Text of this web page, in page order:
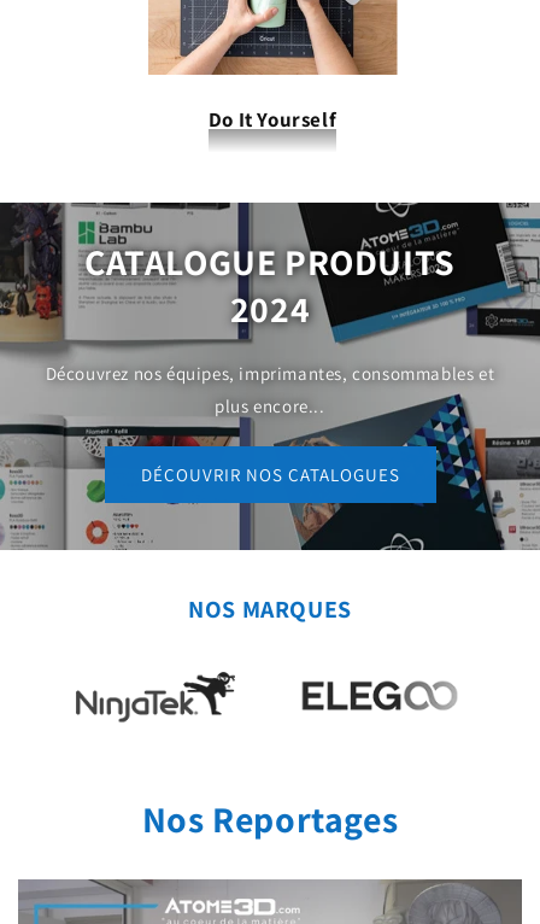
Do It Yourself
CATALOGUE PRODUITS
2024
Découvrez nos équipes, imprimantes, consommables et
plus encore...
DÉCOUVRIR NOS CATALOGUES
NOS MARQUES
Nos Reportages